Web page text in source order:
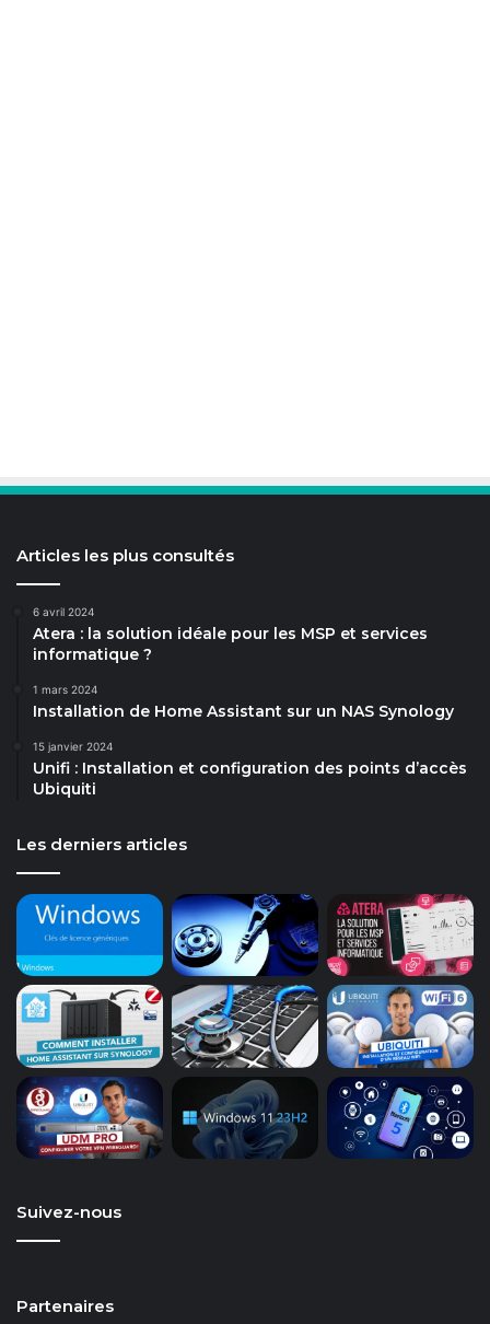
Articles les plus consultés
6 avril 2024
Atera : la solution idéale pour les MSP et services
informatique ?
1 mars 2024
Installation de Home Assistant sur un NAS Synology
15 janvier 2024
Unifi : Installation et configuration des points d’accès
Ubiquiti
Les derniers articles
Suivez-nous
Partenaires